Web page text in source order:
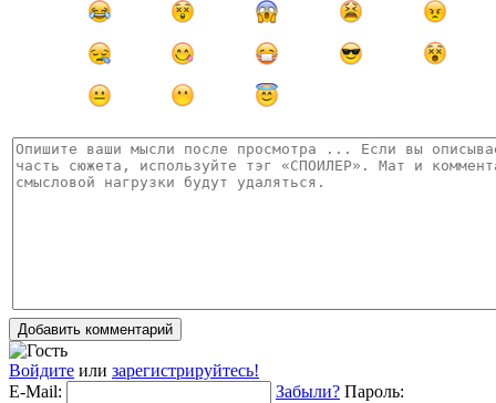
Добавить комментарий
Войдите или зарегистрируйтесь!
E-Mail:
Забыли? Пароль: